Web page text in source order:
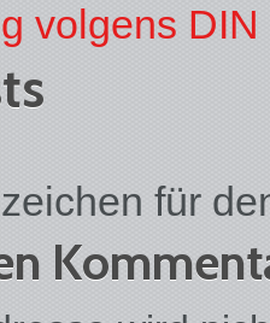
volgens DIN
für